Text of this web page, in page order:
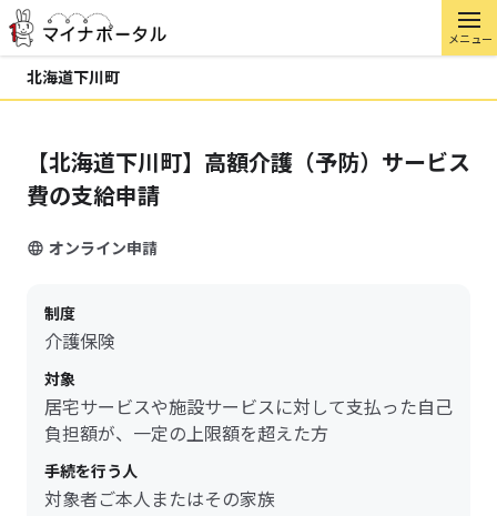
メニュー
北海道下川町
【北海道下川町】高額介護（予防）サービス
費の支給申請
オンライン申請
制度
介護保険
対象
居宅サービスや施設サービスに対して支払った自己
負担額が、一定の上限額を超えた方
手続を行う人
対象者ご本人またはその家族